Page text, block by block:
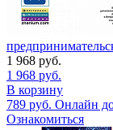
1 968 руб.
1 968 руб.
В корзину
789 руб. Онлайн
Ознакомиться